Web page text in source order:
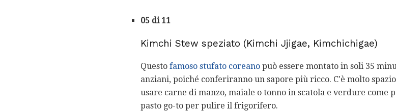
05 di 11
Kimchi Stew speziato (Kimchi Jjigae, Kimchichigae)
Questo famoso stufato coreano può essere montato in soli 35
anziani, poiché conferiranno un sapore più ricco. C'è molto
usare carne di manzo, maiale o tonno in scatola e verdure come
pasto go-to per pulire il frigorifero.